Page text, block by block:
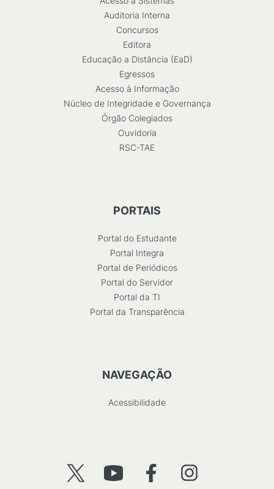
Auditoria Interna
Concursos
Editora
Educação a Distância (EaD)
Egressos
Acesso à Informação
Núcleo de Integridade e Governança
Órgão Colegiados
Ouvidoria
RSC-TAE
PORTAIS
Portal do Estudante
Portal Integra
Portal de Periódicos
Portal do Servidor
Portal da TI
Portal da Transparência
NAVEGAÇÃO
Acessibilidade